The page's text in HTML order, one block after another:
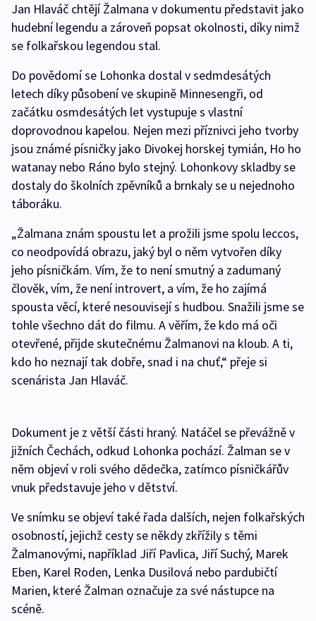
Jan Hlaváč chtějí Žalmana v dokumentu představit jako
hudební legendu a zároveň popsat okolnosti, díky nimž
se folkařskou legendou stal.
Do povědomí se Lohonka dostal v sedmdesátých
letech díky působení ve skupině Minnesengři, od
začátku osmdesátých let vystupuje s vlastní
doprovodnou kapelou. Nejen mezi příznivci jeho tvorby
jsou známé písničky jako Divokej horskej tymián, Ho ho
watanay nebo Ráno bylo stejný. Lohonkovy skladby se
dostaly do školních zpěvníků a brnkaly se u nejednoho
táboráku.
„Žalmana znám spoustu let a prožili jsme spolu leccos,
co neodpovídá obrazu, jaký byl o něm vytvořen díky
jeho písničkám. Vím, že to není smutný a zadumaný
člověk, vím, že není introvert, a vím, že ho zajímá
spousta věcí, které nesouvisejí s hudbou. Snažili jsme se
tohle všechno dát do filmu. A věřím, že kdo má oči
otevřené, přijde skutečnému Žalmanovi na kloub. A ti,
kdo ho neznají tak dobře, snad i na chuť,“ přeje si
scenárista Jan Hlaváč.
Dokument je z větší části hraný. Natáčel se převážně v
jižních Čechách, odkud Lohonka pochází. Žalman se v
něm objeví v roli svého dědečka, zatímco písničkářův
vnuk představuje jeho v dětství.
Ve snímku se objeví také řada dalších, nejen folkařských
osobností, jejichž cesty se někdy zkřížily s těmi
Žalmanovými, například Jiří Pavlica, Jiří Suchý, Marek
Eben, Karel Roden, Lenka Dusilová nebo pardubičtí
Marien, které Žalman označuje za své nástupce na
scéně.